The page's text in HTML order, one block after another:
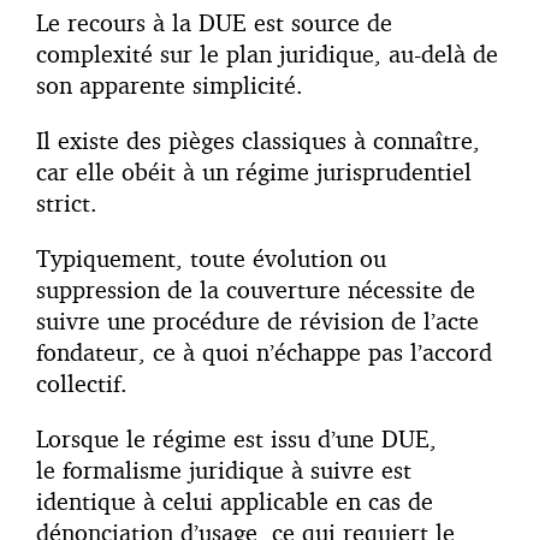
Le recours à la DUE est source de
complexité sur le plan juridique, au-delà de
son apparente simplicité.
Il existe des pièges classiques à connaître,
car elle obéit à un régime jurisprudentiel
strict.
Typiquement, toute évolution ou
suppression de la couverture nécessite de
suivre une procédure de révision de l’acte
fondateur, ce à quoi n’échappe pas l’accord
collectif.
Lorsque le régime est issu d’une DUE,
le formalisme juridique à suivre est
identique à celui applicable en cas de
dénonciation d’usage, ce qui requiert le